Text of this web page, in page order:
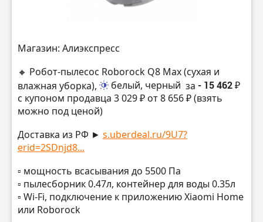
Магазин: Алиэкспресс
🔸 Робот-пылесос Roborock Q8 Max (сухая и
влажная уборка),
белый, черный за - 15 462 ₽
с купоном продавца 3 029 ₽ от 8 656 ₽ (взять
можно под ценой)
Доставка из РФ ► s.uberdeal.ru/9U7?
erid=2SDnjd8...
▫️ мощность всасывания до 5500 Па
▫️ пылесборник 0.47л, контейнер для воды 0.35л
▫️ Wi-Fi, подключение к приложению Xiaomi Home
или Roborock